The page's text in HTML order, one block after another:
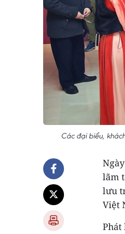
Các đại biểu,
lãm
lưu
Việt
Phát